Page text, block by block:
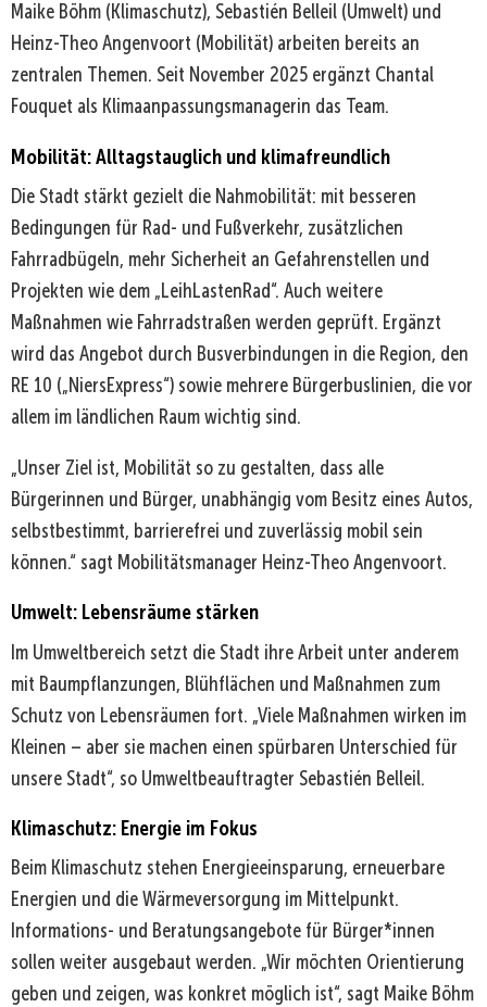
Maike Böhm (Klimaschutz), Sebastién Belleil (Umwelt) und
Heinz-Theo Angenvoort (Mobilität) arbeiten bereits an
zentralen Themen. Seit November 2025 ergänzt Chantal
Fouquet als Klimaanpassungsmanagerin das Team.
Mobilität: Alltagstauglich und klimafreundlich
Die Stadt stärkt gezielt die Nahmobilität: mit besseren
Bedingungen für Rad- und Fußverkehr, zusätzlichen
Fahrradbügeln, mehr Sicherheit an Gefahrenstellen und
Projekten wie dem „LeihLastenRad“. Auch weitere
Maßnahmen wie Fahrradstraßen werden geprüft. Ergänzt
wird das Angebot durch Busverbindungen in die Region, den
RE 10 („NiersExpress“) sowie mehrere Bürgerbuslinien, die vor
allem im ländlichen Raum wichtig sind.
„Unser Ziel ist, Mobilität so zu gestalten, dass alle
Bürgerinnen und Bürger, unabhängig vom Besitz eines Autos,
selbstbestimmt, barrierefrei und zuverlässig mobil sein
können.“ sagt Mobilitätsmanager Heinz-Theo Angenvoort.
Umwelt: Lebensräume stärken
Im Umweltbereich setzt die Stadt ihre Arbeit unter anderem
mit Baumpflanzungen, Blühflächen und Maßnahmen zum
Schutz von Lebensräumen fort. „Viele Maßnahmen wirken im
Kleinen – aber sie machen einen spürbaren Unterschied für
unsere Stadt“, so Umweltbeauftragter Sebastién Belleil.
Klimaschutz: Energie im Fokus
Beim Klimaschutz stehen Energieeinsparung, erneuerbare
Energien und die Wärmeversorgung im Mittelpunkt.
Informations- und Beratungsangebote für Bürger*innen
sollen weiter ausgebaut werden. „Wir möchten Orientierung
geben und zeigen, was konkret möglich ist“, sagt Maike Böhm